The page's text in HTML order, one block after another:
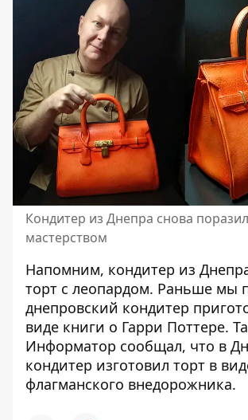
Кондитер из Днепра снова
мастерством
Напомним, кондитер из
торт с леопардом. Раньше мы
днепровский кондитер
виде книги о Гарри Поттере.
Информатор сообщал, что в
кондитер изготовил торт в
флагманского внедорожника.